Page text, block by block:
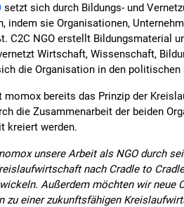
setzt sich durch Bildungs- und
indem sie Organisationen,
C2C NGO erstellt Bildungsmaterial
Wirtschaft, Wissenschaft,
die Organisation in den politischen
bereits das Prinzip der
die Zusammenarbeit der beiden
kreiert werden.
unsere Arbeit als NGO durch
nach Cradle to
Außerdem möchten wir neue
einer zukunftsfähigen